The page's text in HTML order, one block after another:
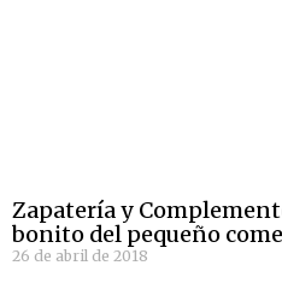
Zapatería y
bonito del pequeño
26 de abril de 2018